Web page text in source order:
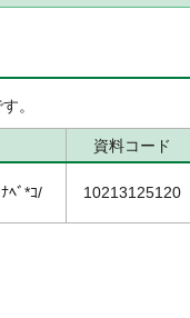
。
資料コード
ﾍﾞ*ｺ/ 10213125120